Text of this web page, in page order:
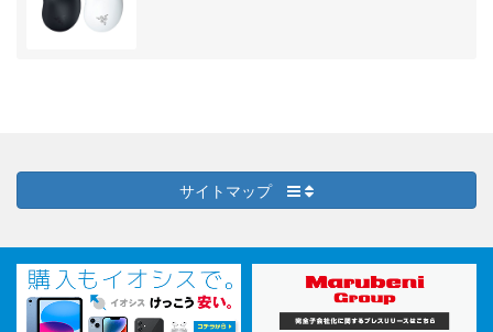
サイトマップ